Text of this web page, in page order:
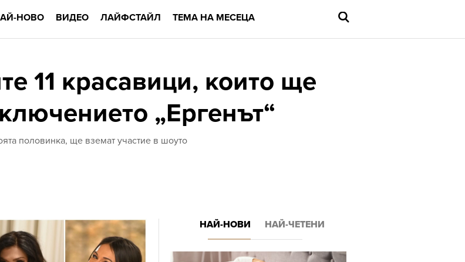
НОВО ВИДЕО ЛАЙФСТАЙЛ ТЕМА НА МЕСЕЦА
11 красавици, които ще
„Ергенът“
половинка, ще вземат участие в шоуто
НАЙ-НОВИ НАЙ-ЧЕТЕНИ